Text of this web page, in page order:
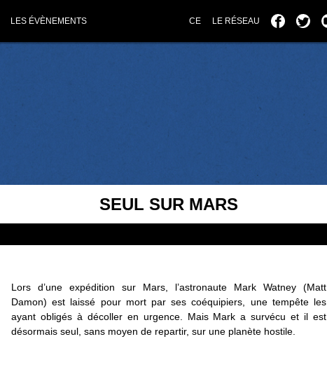
LES ÉVÈNEMENTS CE LE RÉSEAU
SEUL SUR MARS
Lors d’une expédition sur Mars, l’astronaute Mark Watney (Matt
Damon) est laissé pour mort par ses coéquipiers, une tempête les
ayant obligés à décoller en urgence. Mais Mark a survécu et il est
désormais seul, sans moyen de repartir, sur une planète hostile.